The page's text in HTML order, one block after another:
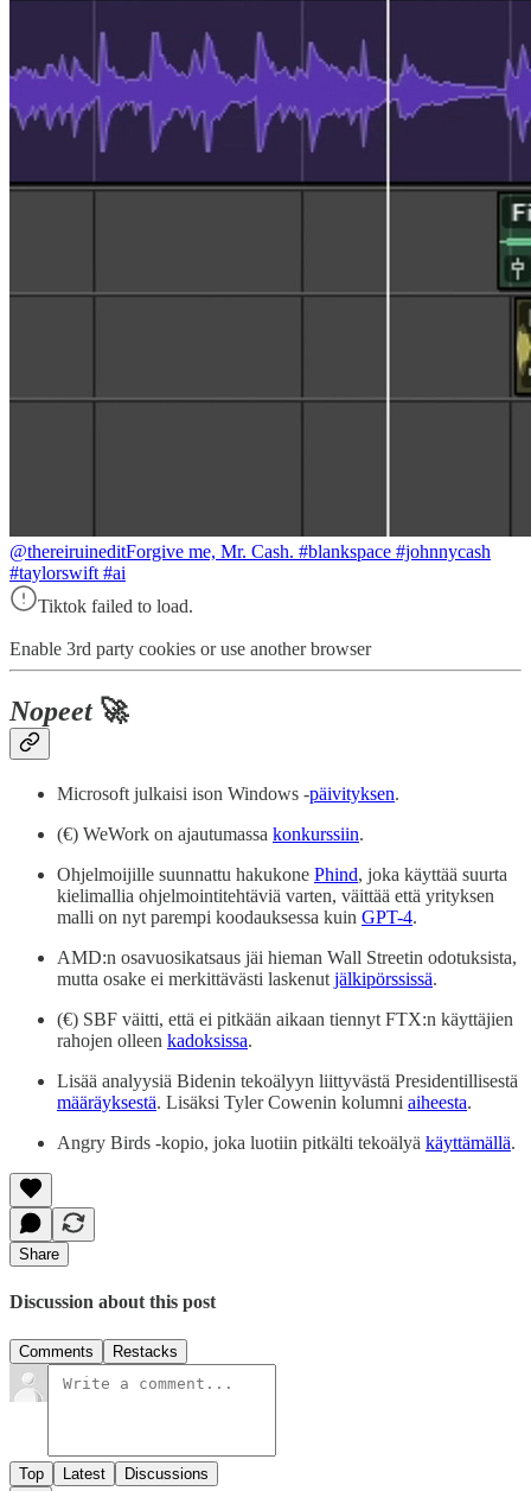
@thereiruineditForgive me, Mr. Cash. #blankspace #johnnycash
#taylorswift #ai
Tiktok failed to load.
Enable 3rd party cookies or use another browser
Nopeet🚀
Microsoft julkaisi ison Windows -päivityksen.
(€) WeWork on ajautumassa konkurssiin.
Ohjelmoijille suunnattu hakukone Phind, joka käyttää suurta
kielimallia ohjelmointitehtäviä varten, väittää että yrityksen
malli on nyt parempi koodauksessa kuin GPT-4.
AMD:n osavuosikatsaus jäi hieman Wall Streetin odotuksista,
mutta osake ei merkittävästi laskenut jälkipörssissä.
(€) SBF väitti, että ei pitkään aikaan tiennyt FTX:n käyttäjien
rahojen olleen kadoksissa.
Lisää analyysiä Bidenin tekoälyyn liittyvästä Presidentillisestä
määräyksestä. Lisäksi Tyler Cowenin kolumni aiheesta.
Angry Birds -kopio, joka luotiin pitkälti tekoälyä käyttämällä.
Share
Discussion about this post
Comments Restacks
Top Latest Discussions